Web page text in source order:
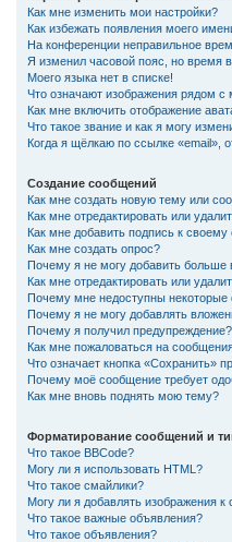
Как мне изменить мои настройки?
Как избежать появления моего
На конференции неправильное
Я изменил часовой пояс, но время
Моего языка нет в списке!
Что означают изображения рядом
Как мне включить отображение
Что такое звание и как я могу
Когда я щёлкаю по ссылке «email»,
Создание сообщений
Как мне создать новую тему или
Как мне отредактировать или
Как мне добавить подпись к
Как мне создать опрос?
Почему я не могу добавить больше
Как мне отредактировать или
Почему мне недоступны
Почему я не могу добавлять
Почему я получил предупреждение?
Как мне пожаловаться на
Что означает кнопка «Сохранить»
Почему моё сообщение требует
Как мне вновь поднять мою тему?
Форматирование сообщений и
Что такое BBCode?
Могу ли я использовать HTML?
Что такое смайлики?
Могу ли я добавлять изображения
Что такое важные объявления?
Что такое объявления?